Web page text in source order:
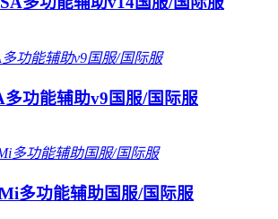
功能辅助v9国服/国际服
多功能辅助国服/国际服